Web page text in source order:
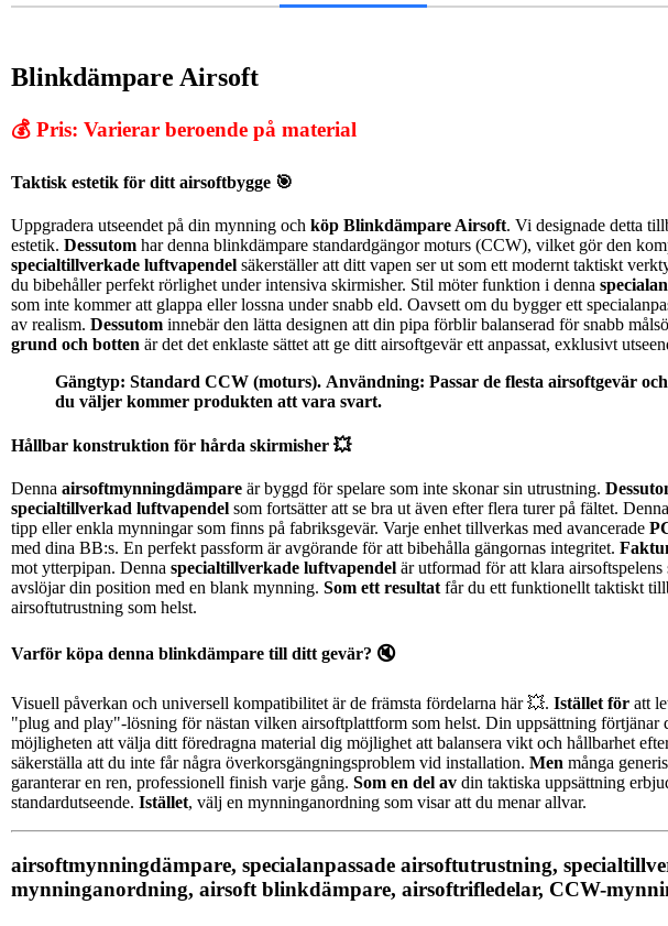
Blinkdämpare Airsoft
💰 Pris: Varierar beroende på material
Taktisk estetik för ditt airsoftbygge 🎯
Uppgradera utseendet på din mynning och köp Blinkdämpare Airsoft. Vi designade detta
estetik. Dessutom har denna blinkdämpare standardgängor moturs (CCW), vilket gör den
specialtillverkade luftvapendel säkerställer att ditt vapen ser ut som ett modernt taktiskt
du bibehåller perfekt rörlighet under intensiva skirmisher. Stil möter funktion i denna
som inte kommer att glappa eller lossna under snabb eld. Oavsett om du bygger ett
av realism. Dessutom innebär den lätta designen att din pipa förblir balanserad för snabb
grund och botten är det det enklaste sättet att ge ditt airsoftgevär ett anpassat, exklusivt
Gängtyp: Standard CCW (moturs). Användning: Passar de flesta airsoftgevär
du väljer kommer produkten att vara svart.
Hållbar konstruktion för hårda skirmisher 💥
Denna airsoftmynningdämpare är byggd för spelare som inte skonar sin utrustning.
specialtillverkad luftvapendel som fortsätter att se bra ut även efter flera turer på fältet. Denna
tipp eller enkla mynningar som finns på fabriksgevär. Varje enhet tillverkas med avancerade
med dina BB:s. En perfekt passform är avgörande för att bibehålla gängornas integritet.
mot ytterpipan. Denna specialtillverkade luftvapendel är utformad för att klara
avslöjar din position med en blank mynning. Som ett resultat får du ett funktionellt taktiskt
airsoftutrustning som helst.
Varför köpa denna blinkdämpare till ditt gevär? 🔇
Visuell påverkan och universell kompatibilitet är de främsta fördelarna här 💥. Istället för att
"plug and play"-lösning för nästan vilken airsoftplattform som helst. Din uppsättning förtjänar
möjligheten att välja ditt föredragna material dig möjlighet att balansera vikt och hållbarhet
säkerställa att du inte får några överkorsgängningsproblem vid installation. Men många
garanterar en ren, professionell finish varje gång. Som en del av din taktiska uppsättning
standardutseende. Istället, välj en mynninganordning som visar att du menar allvar.
airsoftmynningdämpare, specialanpassade airsoftutrustning,
mynninganordning, airsoft blinkdämpare, airsoftrifledelar, CCW-